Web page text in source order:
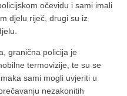
očevidu i sami imali
djelu riječ, drugi su iz
granična policija je
termovizije, te su se
sami mogli uvjeriti u
nezakonitih